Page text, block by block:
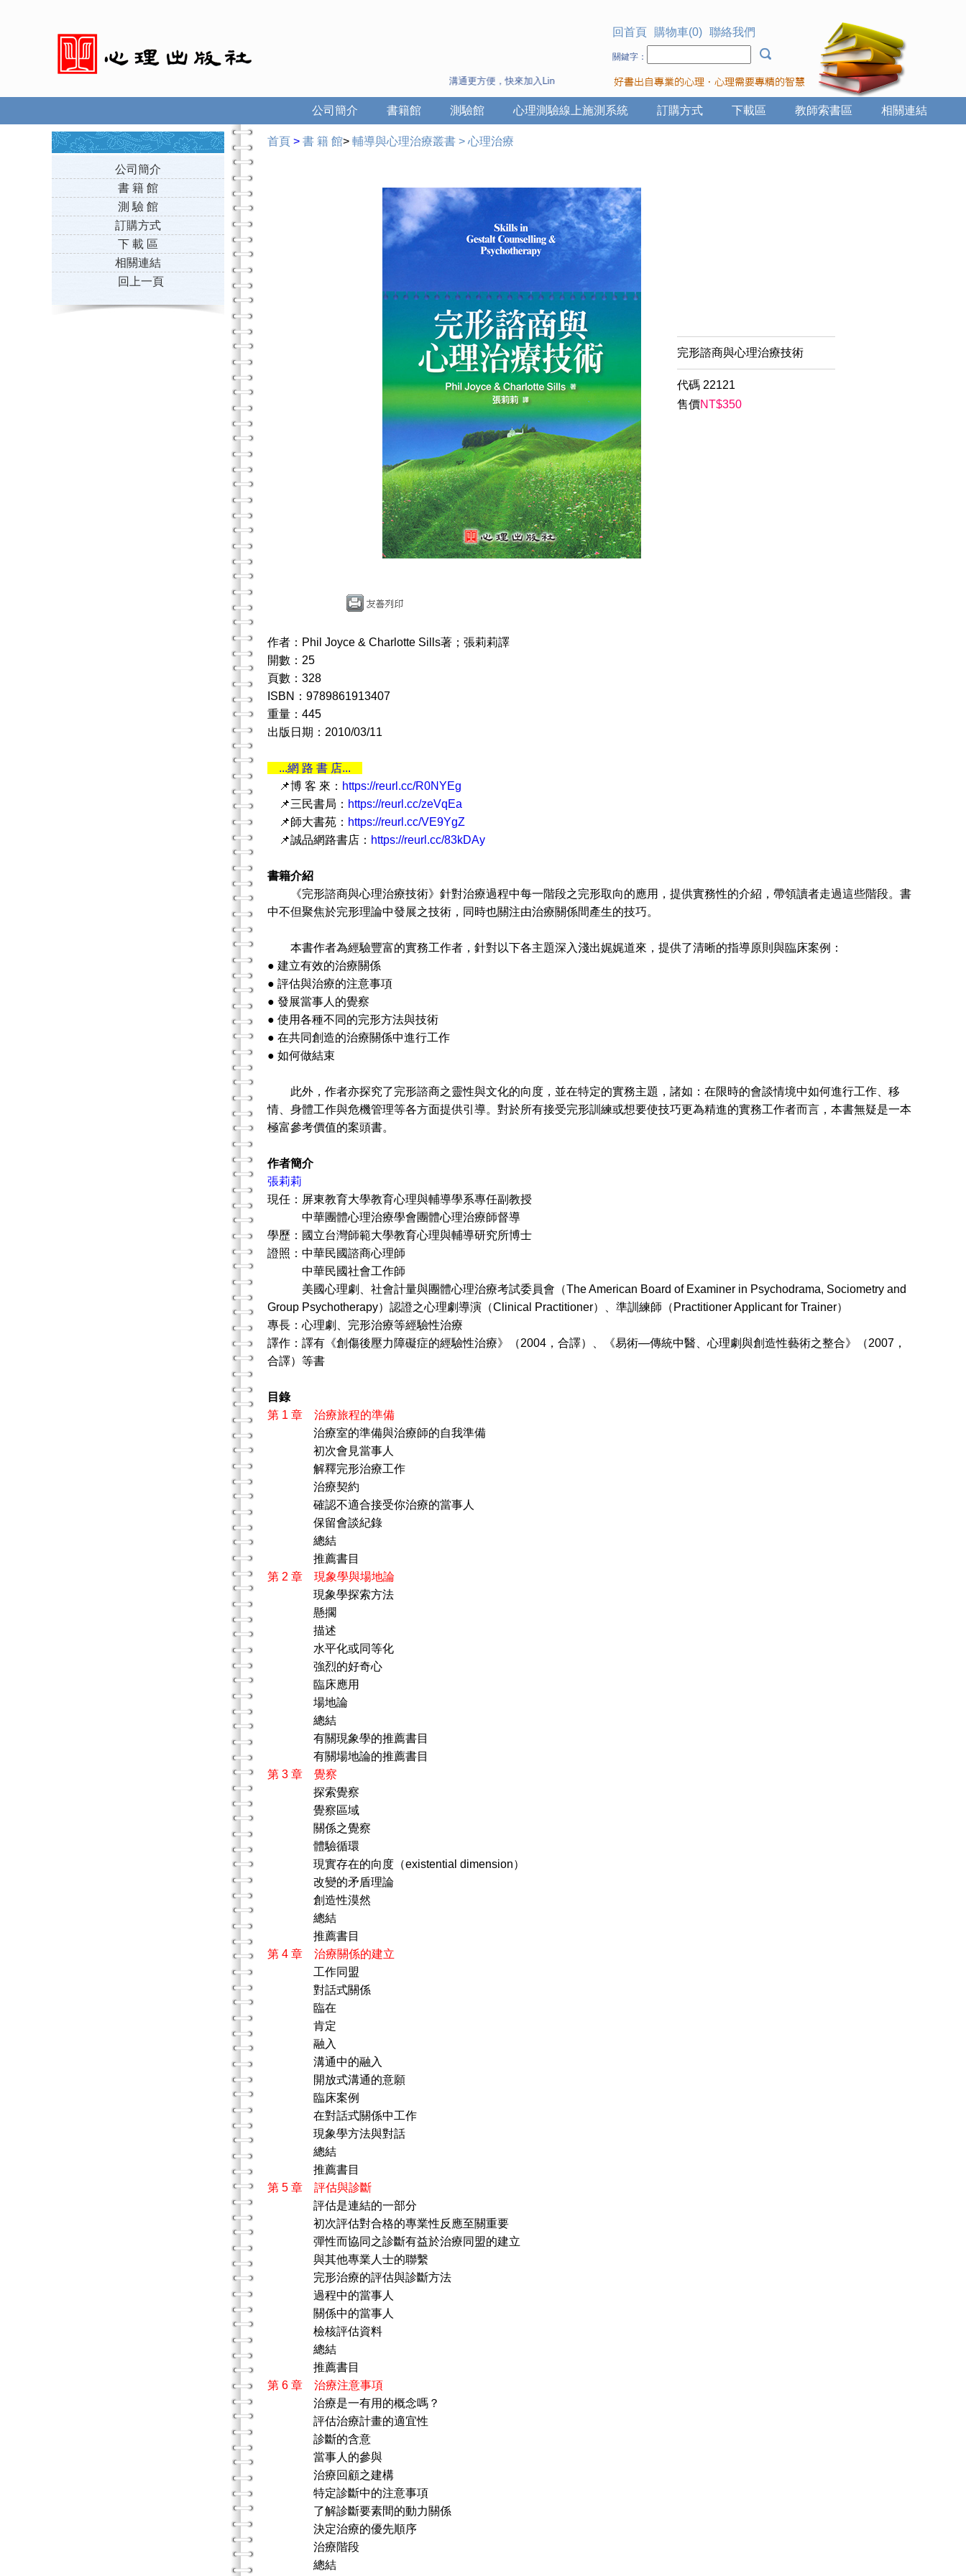
溝通更方便，快來加入Line 與 Wechat ~
回首頁 購物車(0) 聯絡我們
關鍵字：
相關連結
教師索書區
下載區
訂購方式
心理測驗線上施測系統
測驗館
書籍館
公司簡介
公司簡介
書 籍 館
測 驗 館
訂購方式
下 載 區
相關連結
回上一頁
首頁 > 書 籍 館> 輔導與心理治療叢書 > 心理治療
完形諮商與心理治療技術
代碼 22121
售價NT$350
作者：Phil Joyce & Charlotte Sills著；張莉莉譯
開數：25
頁數：328
ISBN：9789861913407
重量：445
出版日期：2010/03/11
...網 路 書 店...
📌博 客 來： https://reurl.cc/R0NYEg
📌三民書局： https://reurl.cc/zeVqEa
📌師大書苑： https://reurl.cc/VE9YgZ
📌誠品網路書店： https://reurl.cc/83kDAy
書籍介紹
《完形諮商與心理治療技術》針對治療過程中每一階段之完形取向的應用，提供實務性的介紹，帶領讀者走過這些階段。書
中不但聚焦於完形理論中發展之技術，同時也關注由治療關係間產生的技巧。
本書作者為經驗豐富的實務工作者，針對以下各主題深入淺出娓娓道來，提供了清晰的指導原則與臨床案例：
● 建立有效的治療關係
● 評估與治療的注意事項
● 發展當事人的覺察
● 使用各種不同的完形方法與技術
● 在共同創造的治療關係中進行工作
● 如何做結束
此外，作者亦探究了完形諮商之靈性與文化的向度，並在特定的實務主題，諸如：在限時的會談情境中如何進行工作、移
情、身體工作與危機管理等各方面提供引導。對於所有接受完形訓練或想要使技巧更為精進的實務工作者而言，本書無疑是一本
極富參考價值的案頭書。
作者簡介
張莉莉
現任：屏東教育大學教育心理與輔導學系專任副教授
中華團體心理治療學會團體心理治療師督導
學歷：國立台灣師範大學教育心理與輔導研究所博士
證照：中華民國諮商心理師
中華民國社會工作師
美國心理劇、社會計量與團體心理治療考試委員會（The American Board of Examiner in Psychodrama, Sociometry and
Group Psychotherapy）認證之心理劇導演（Clinical Practitioner）、準訓練師（Practitioner Applicant for Trainer）
專長：心理劇、完形治療等經驗性治療
譯作：譯有《創傷後壓力障礙症的經驗性治療》（2004，合譯）、《易術—傳統中醫、心理劇與創造性藝術之整合》（2007，
合譯）等書
目錄
第 1 章 治療旅程的準備
治療室的準備與治療師的自我準備
初次會見當事人
解釋完形治療工作
治療契約
確認不適合接受你治療的當事人
保留會談紀錄
總結
推薦書目
第 2 章 現象學與場地論
現象學探索方法
懸擱
描述
水平化或同等化
強烈的好奇心
臨床應用
場地論
總結
有關現象學的推薦書目
有關場地論的推薦書目
第 3 章 覺察
探索覺察
覺察區域
關係之覺察
體驗循環
現實存在的向度（existential dimension）
改變的矛盾理論
創造性漠然
總結
推薦書目
第 4 章 治療關係的建立
工作同盟
對話式關係
臨在
肯定
融入
溝通中的融入
開放式溝通的意願
臨床案例
在對話式關係中工作
現象學方法與對話
總結
推薦書目
第 5 章 評估與診斷
評估是連結的一部分
初次評估對合格的專業性反應至關重要
彈性而協同之診斷有益於治療同盟的建立
與其他專業人士的聯繫
完形治療的評估與診斷方法
過程中的當事人
關係中的當事人
檢核評估資料
總結
推薦書目
第 6 章 治療注意事項
治療是一有用的概念嗎？
評估治療計畫的適宜性
診斷的含意
當事人的參與
治療回顧之建構
特定診斷中的注意事項
了解診斷要素間的動力關係
決定治療的優先順序
治療階段
總結